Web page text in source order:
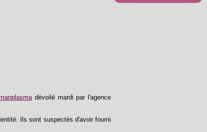
dévoilé mardi par l'agence
Ils sont suspectés d'avoir fourni